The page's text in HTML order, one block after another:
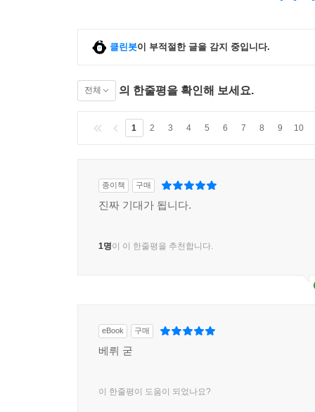
클린봇이 부적절한 글을 감지 중입니다.
전체 의 한줄평을 확인해 보세요.
1 2 3 4 5 6 7 8 9 10
종이책 구매
진짜 기대가 됩니다.
1명이 이 한줄평을 추천합니다.
eBook 구매
베뤼 굳
이 한줄평이 도움이 되었나요?